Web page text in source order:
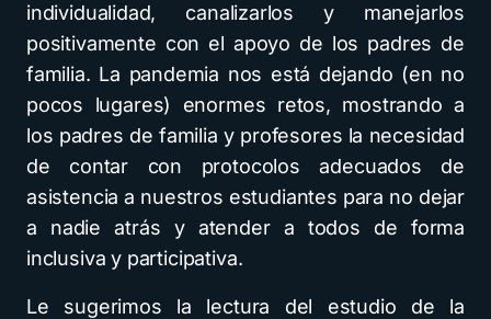
individualidad, canalizarlos y manejarlos
positivamente con el apoyo de los padres de
familia. La pandemia nos está dejando (en no
pocos lugares) enormes retos, mostrando a
los padres de familia y profesores la necesidad
de contar con protocolos adecuados de
asistencia a nuestros estudiantes para no dejar
a nadie atrás y atender a todos de forma
inclusiva y participativa.
Le sugerimos la lectura del estudio de la